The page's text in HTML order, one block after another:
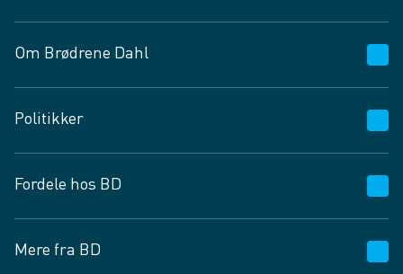
Om Brødrene Dahl
Vagttelefon 30 10 89 89
Spørgsmål og svar
Job og karriere
Fødevarekontrolrapport
Politikker
Privatlivspolitik
Cookies
Vilkår og betingelser
Fordele hos BD
BD app
Mere fra BD